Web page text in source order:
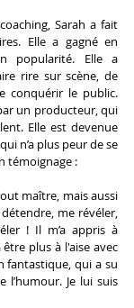
Sarah a fait
Elle a gagné en
popularité. Elle a
rire sur scène, de
conquérir le public.
un producteur, qui
Elle est devenue
n’a plus peur de se
témoignage :
maître, mais aussi
me révéler,
! Il m’a appris à
plus à l'aise avec
fantastique, qui a su
l’humour. Je lui suis